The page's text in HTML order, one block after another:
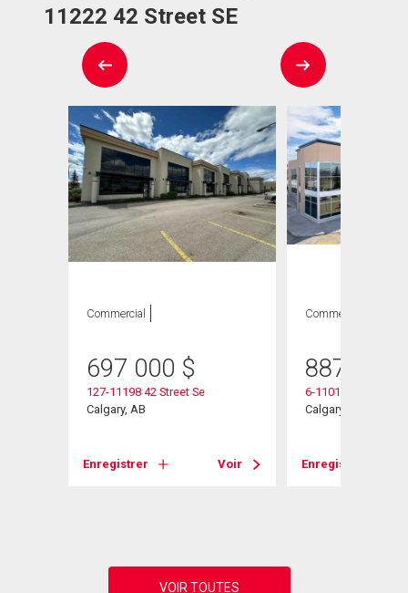
11222 42 Street SE
Commercial
697 000 $
127-11198 42 Street Se
Calgary, AB
Enregistrer Voir
Commercial
887 750
6-11010 46 Street
Calgary, AB
Enregistrer